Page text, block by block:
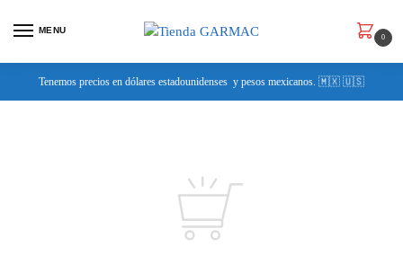
MENU
0
Tenemos precios en dólares estadounidenses y pesos mexicanos. 🇲🇽 🇺🇸